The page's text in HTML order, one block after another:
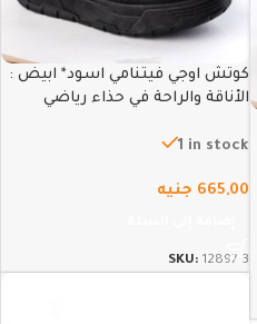
كوتش اوجي فيتنامي اسود* ابيض :
الأناقة والراحة في حذاء رياضي
1 in stock
665,00 جنيه
SKU: 12897-3